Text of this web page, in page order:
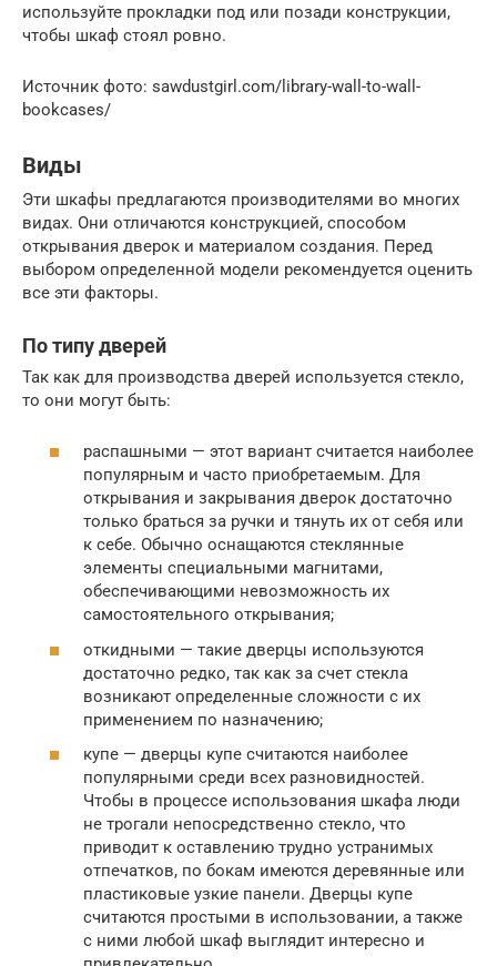
используйте прокладки под или позади конструкции,
чтобы шкаф стоял ровно.
Источник фото: sawdustgirl.com/library-wall-to-wall-
bookcases/
Виды
Эти шкафы предлагаются производителями во многих
видах. Они отличаются конструкцией, способом
открывания дверок и материалом создания. Перед
выбором определенной модели рекомендуется оценить
все эти факторы.
По типу дверей
Так как для производства дверей используется стекло,
то они могут быть:
распашными — этот вариант считается наиболее
популярным и часто приобретаемым. Для
открывания и закрывания дверок достаточно
только браться за ручки и тянуть их от себя или
к себе. Обычно оснащаются стеклянные
элементы специальными магнитами,
обеспечивающими невозможность их
самостоятельного открывания;
откидными — такие дверцы используются
достаточно редко, так как за счет стекла
возникают определенные сложности с их
применением по назначению;
купе — дверцы купе считаются наиболее
популярными среди всех разновидностей.
Чтобы в процессе использования шкафа люди
не трогали непосредственно стекло, что
приводит к оставлению трудно устранимых
отпечатков, по бокам имеются деревянные или
пластиковые узкие панели. Дверцы купе
считаются простыми в использовании, а также
с ними любой шкаф выглядит интересно и